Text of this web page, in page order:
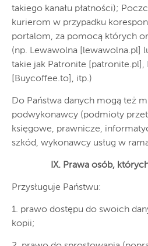
takiego kanału płatności);
kurierom w przypadku
portalom, za pomocą których
(np. Lewawolna [lewawolna.pl]
takie jak Patronite [patronite.pl],
[Buycoffee.to], itp.)
Do Państwa danych mogą też
podwykonawcy (podmioty
księgowe, prawnicze,
szkód, wykonawcy usług w
IX. Prawa osób,
Przysługuje Państwu:
1. prawo dostępu do swoich
kopii;